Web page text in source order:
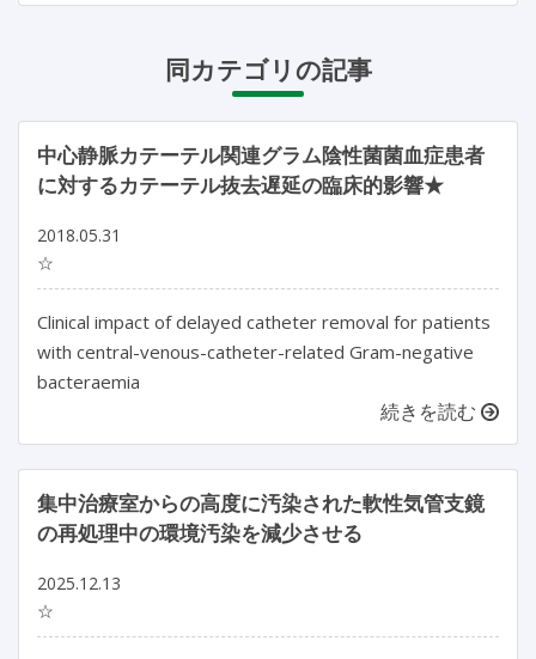
同カテゴリの記事
中心静脈カテーテル関連グラム陰性菌菌血症患者
に対するカテーテル抜去遅延の臨床的影響★
2018.05.31
☆
Clinical impact of delayed catheter removal for patients
with central-venous-catheter-related Gram-negative
bacteraemia
続きを読む
集中治療室からの高度に汚染された軟性気管支鏡
の再処理中の環境汚染を減少させる
2025.12.13
☆